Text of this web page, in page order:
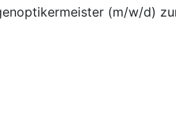
(m/w/d)